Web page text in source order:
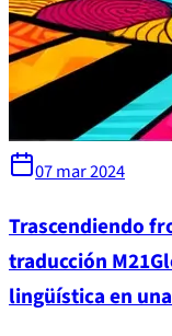
07 mar 2024
Trascendiendo
traducción
lingüística en